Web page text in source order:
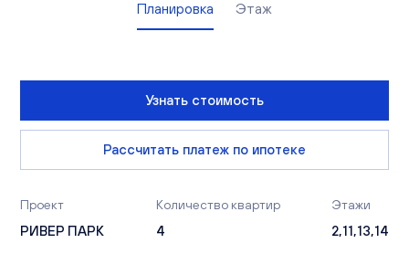
Планировка Этаж
Узнать стоимость
Рассчитать платеж по ипотеке
Проект
РИВЕР ПАРК
Количество квартир
4
Этажи
2,11,13,14